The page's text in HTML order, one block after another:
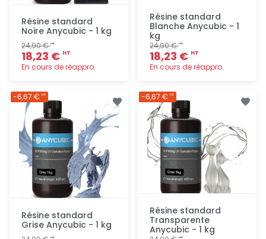
Résine standard
Noire Anycubic - 1 kg
24,90 €HT
18,23 € HT
En cours de réappro.
Résine standard
Blanche Anycubic - 1
kg
24,90 €HT
18,23 € HT
En cours de réappro.
Résine standard
Grise Anycubic - 1 kg
HT
-6,67 € HT
Résine standard
Transparente
Anycubic - 1 kg
HT
-6,67 € HT